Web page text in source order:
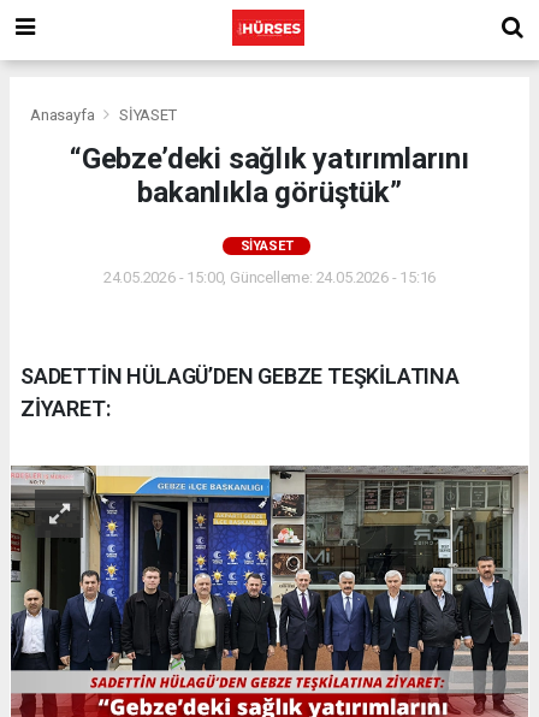
Anasayfa SİYASET
“Gebze’deki sağlık yatırımlarını
bakanlıkla görüştük”
SİYASET
24.05.2026 - 15:00, Güncelleme: 24.05.2026 - 15:16
SADETTİN HÜLAGÜ’DEN GEBZE TEŞKİLATINA
ZİYARET: